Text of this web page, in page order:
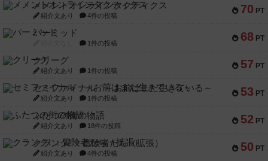
70 PT
メメントオンラインタクティクス
紹介文あり 4件の投稿
68 PT
パーミッド
1件の投稿
57 PT
クリーグ
紹介文あり 1件の投稿
53 PT
セミファイナル ～お前はまだ生きている～
紹介文あり 1件の投稿
52 PT
ふたつの街の物語
紹介文あり 18件の投稿
50 PT
クランク! ：冒険者たち（拡張）
紹介文あり 4件の投稿